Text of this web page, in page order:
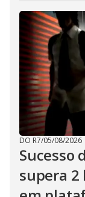
DO R7/05/08/2026
Sucesso
supera 2